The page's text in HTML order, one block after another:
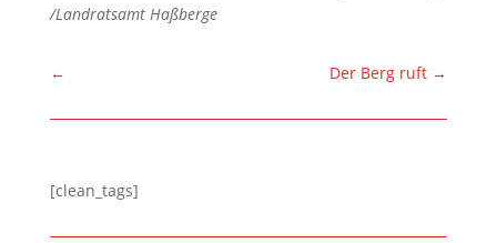
/Landratsamt Haßberge
← Der Berg ruft →
[clean_tags]